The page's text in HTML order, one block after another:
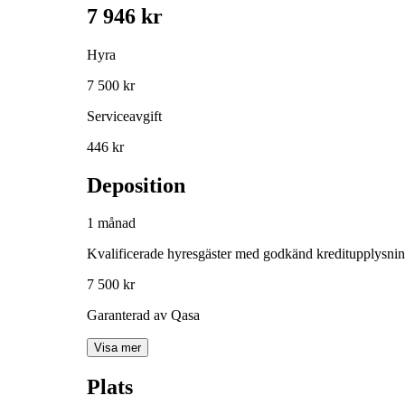
7 946 kr
Hyra
7 500 kr
Serviceavgift
446 kr
Deposition
1 månad
Kvalificerade hyresgäster med godkänd
7 500 kr
Garanterad av Qasa
Visa mer
Plats